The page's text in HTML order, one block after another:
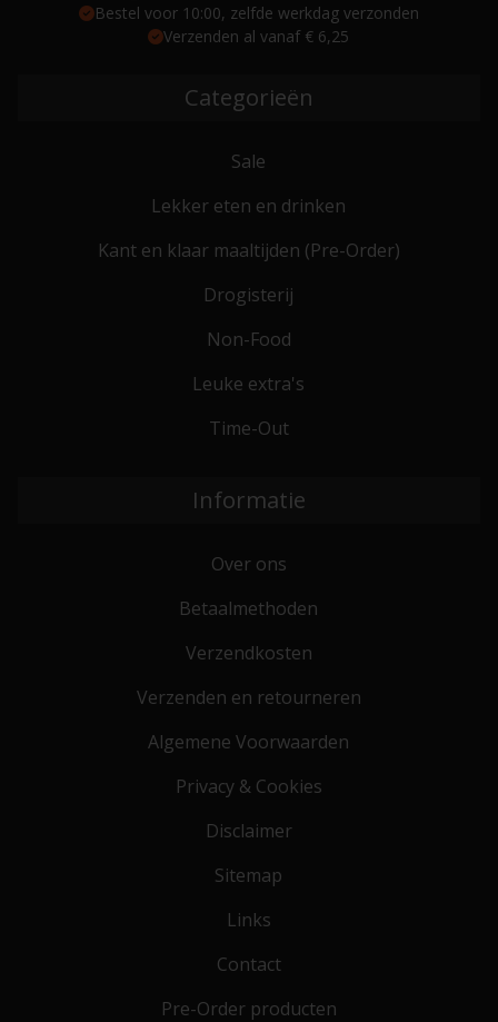
Bestel voor 10:00, zelfde werkdag verzonden
Verzenden al vanaf € 6,25
Categorieën
Sale
Lekker eten en drinken
Kant en klaar maaltijden (Pre-Order)
Drogisterij
Non-Food
Leuke extra's
Time-Out
Informatie
Over ons
Betaalmethoden
Verzendkosten
Verzenden en retourneren
Algemene Voorwaarden
Privacy & Cookies
Disclaimer
Sitemap
Links
Contact
Pre-Order producten